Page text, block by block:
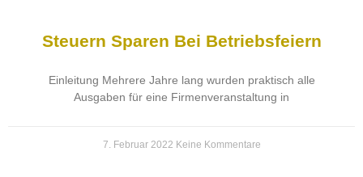
Steuern Sparen Bei Betriebsfeiern
Einleitung Mehrere Jahre lang wurden praktisch alle
Ausgaben für eine Firmenveranstaltung in
7. Februar 2022 Keine Kommentare